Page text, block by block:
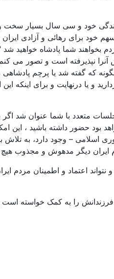
خود و سی سال بسیار سخت و
برای رهائی و آزادی ایران
مردم بخواهند شما پادشاه
آنرا نپذیرفته است و تصور
که گفته شد یا پرچم پادشاهی
و یا درنهایت و برای
متعدد با شما عنوان شد
حضور داشته باشید ، این
اسلامی – وجود دارد، به تلاش
دیگر مدهوش و مجذوب هیچ
اعتماد و اطمینان مردم
را به کمک خواسته